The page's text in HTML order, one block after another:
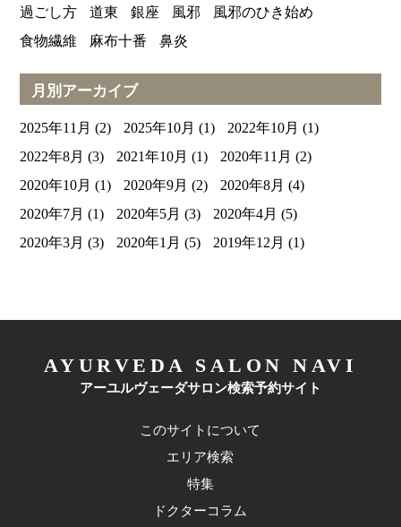
過ごし方
道東 銀座 風邪
風邪のひき始め
食物繊維
麻布十番 鼻炎
月別アーカイブ
2025年11月 (2) 2025年10月 (1) 2022年10月 (1)
2022年8月 (3) 2021年10月 (1) 2020年11月 (2)
2020年10月 (1) 2020年9月 (2) 2020年8月 (4)
2020年7月 (1) 2020年5月 (3) 2020年4月 (5)
2020年3月 (3) 2020年1月 (5) 2019年12月 (1)
AYURVEDA SALON NAVI
アーユルヴェーダサロン検索予約サイト
このサイトについて
エリア検索
特集
ドクターコラム